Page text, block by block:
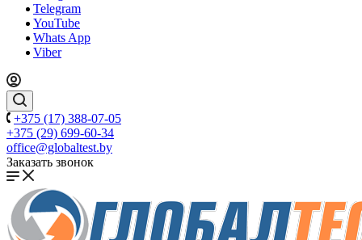
Telegram
YouTube
Whats App
Viber
+375 (17) 388-07-05
+375 (29) 699-60-34
office@globaltest.by
Заказать звонок